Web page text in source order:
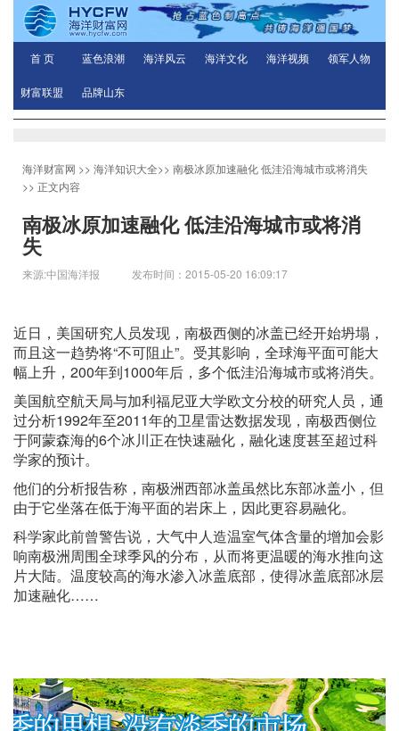
首 页 蓝色浪潮 海洋风云 海洋文化 海洋视频 领军人物
财富联盟 品牌山东
海洋财富网 >> 海洋知识大全>> 南极冰原加速融化 低洼沿海城市或将消失
>> 正文内容
南极冰原加速融化 低洼沿海城市或将消
失
来源:中国海洋报 发布时间：2015-05-20 16:09:17
近日，美国研究人员发现，南极西侧的冰盖已经开始坍塌，
而且这一趋势将“不可阻止”。受其影响，全球海平面可能大
幅上升，200年到1000年后，多个低洼沿海城市或将消失。
美国航空航天局与加利福尼亚大学欧文分校的研究人员，通
过分析1992年至2011年的卫星雷达数据发现，南极西侧位
于阿蒙森海的6个冰川正在快速融化，融化速度甚至超过科
学家的预计。
他们的分析报告称，南极洲西部冰盖虽然比东部冰盖小，但
由于它坐落在低于海平面的岩床上，因此更容易融化。
科学家此前曾警告说，大气中人造温室气体含量的增加会影
响南极洲周围全球季风的分布，从而将更温暖的海水推向这
片大陆。温度较高的海水渗入冰盖底部，使得冰盖底部冰层
加速融化……